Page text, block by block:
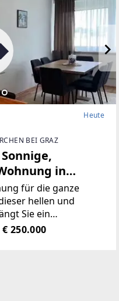
Heute
BEI GRAZ
in
für die ganze
hellen und
Sie ein
den offen
übergeht. Diese
€ 250.000